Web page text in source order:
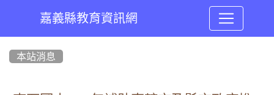
嘉義縣教育資訊網
本站消息